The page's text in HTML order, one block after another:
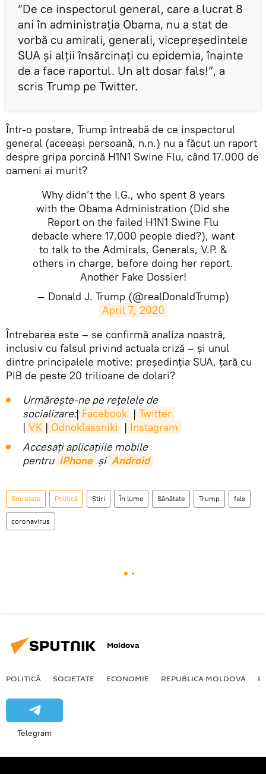
”De ce inspectorul general, care a lucrat 8
ani în administrația Obama, nu a stat de
vorbă cu amirali, generali, vicepreședintele
SUA și alții însărcinați cu epidemia, înainte
de a face raportul. Un alt dosar fals!”, a
scris Trump pe Twitter.
Într-o postare, Trump întreabă de ce inspectorul
general (aceeași persoană, n.n.) nu a făcut un raport
despre gripa porcină H1N1 Swine Flu, când 17.000 de
oameni ai murit?
Why didn’t the I.G., who spent 8 years
with the Obama Administration (Did she
Report on the failed H1N1 Swine Flu
debacle where 17,000 people died?), want
to talk to the Admirals, Generals, V.P. &
others in charge, before doing her report.
Another Fake Dossier!
— Donald J. Trump (@realDonaldTrump)
April 7, 2020
​Întrebarea este – se confirmă analiza noastră,
inclusiv cu falsul privind actuala criză – și unul
dintre principalele motive: președinția SUA, țară cu
PIB de peste 20 trilioane de dolari?
Urmărește-ne pe rețelele de
socializare:| Facebook | Twitter
| VK | Odnoklassniki | Instagram
Accesaţi aplicaţiile mobile
pentru iPhone și Android
Societate Politică Știri În lume Sănătate Trump fals
coronavirus
Moldova
POLITICĂ SOCIETATE ECONOMIE REPUBLICA MOLDOVA
Telegram